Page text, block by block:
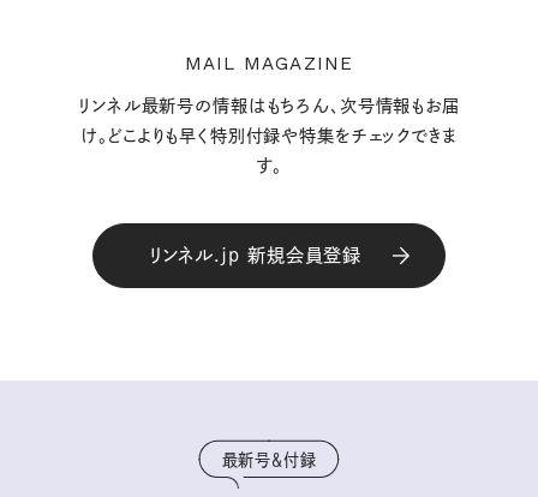
MAIL MAGAZINE
リンネル最新号の情報はもちろん、次号情報もお届
け。どこよりも早く特別付録や特集をチェックできま
す。
リンネル.jp 新規会員登録
最新号＆付録